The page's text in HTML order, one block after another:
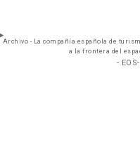
Archivo - La compañía española de
a la frontera del
-